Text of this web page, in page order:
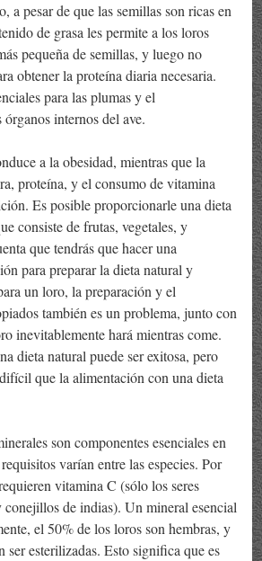
a pesar de que las semillas son ricas en
de grasa les permite a los loros
pequeña de semillas, y luego no
obtener la proteína diaria necesaria.
para las plumas y el
internos del ave.
a la obesidad, mientras que la
proteína, y el consumo de vitamina
Es posible proporcionarle una dieta
consiste de frutas, vegetales, y
que tendrás que hacer una
para preparar la dieta natural y
un loro, la preparación y el
también es un problema, junto con
inevitablemente hará mientras come.
dieta natural puede ser exitosa, pero
que la alimentación con una dieta
son componentes esenciales en
varían entre las especies. Por
vitamina C (sólo los seres
conejillos de indias). Un mineral esencial
el 50% de los loros son hembras, y
ser esterilizadas. Esto significa que es